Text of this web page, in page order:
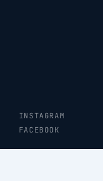
INSTAGRAM
FACEBOOK